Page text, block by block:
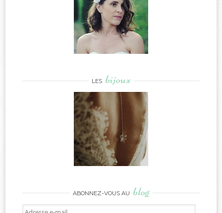
LES bijoux
ABONNEZ-VOUS AU blog
Adresse